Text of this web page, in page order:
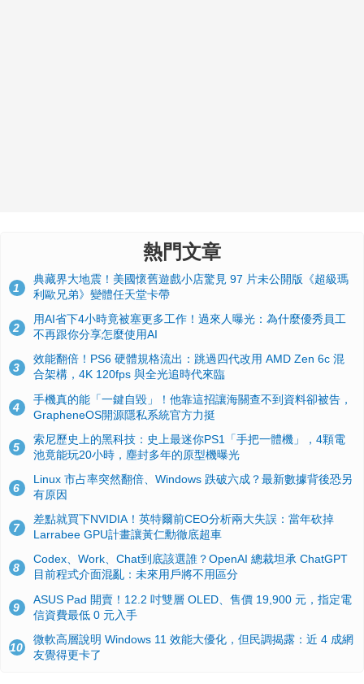
熱門文章
1
典藏界大地震！美國懷舊遊戲小店驚見 97 片未公開版《超級瑪
利歐兄弟》變體任天堂卡帶
2
用AI省下4小時竟被塞更多工作！過來人曝光：為什麼優秀員工
不再跟你分享怎麼使用AI
3
效能翻倍！PS6 硬體規格流出：跳過四代改用 AMD Zen 6c 混
合架構，4K 120fps 與全光追時代來臨
4
手機真的能「一鍵自毀」！他靠這招讓海關查不到資料卻被告，
GrapheneOS開源隱私系統官方力挺
5
索尼歷史上的黑科技：史上最迷你PS1「手把一體機」，4顆電
池竟能玩20小時，塵封多年的原型機曝光
6
Linux 市占率突然翻倍、Windows 跌破六成？最新數據背後恐另
有原因
7
差點就買下NVIDIA！英特爾前CEO分析兩大失誤：當年砍掉
Larrabee GPU計畫讓黃仁勳徹底超車
8
Codex、Work、Chat到底該選誰？OpenAI 總裁坦承 ChatGPT
目前程式介面混亂：未來用戶將不用區分
9
ASUS Pad 開賣！12.2 吋雙層 OLED、售價 19,900 元，指定電
信資費最低 0 元入手
10
微軟高層說明 Windows 11 效能大優化，但民調揭露：近 4 成網
友覺得更卡了